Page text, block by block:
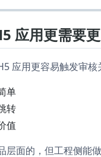
应用更需要
应用更容易触发审核
单
转
值
层面的，但工程侧能做